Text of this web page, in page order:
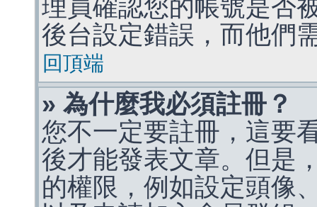
理員確認您的帳號是否
後台設定錯誤，而他們
回頂端
» 為什麼我必須註冊？
您不一定要註冊，這要
後才能發表文章。但是
的權限，例如設定頭像